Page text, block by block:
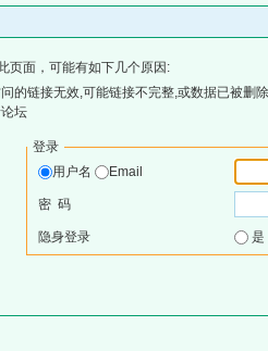
页面，可能有如下几个原因:
的链接无效,可能链接不完整,或数据已被删
坛
登录
用户名
Email
密 码
隐身登录